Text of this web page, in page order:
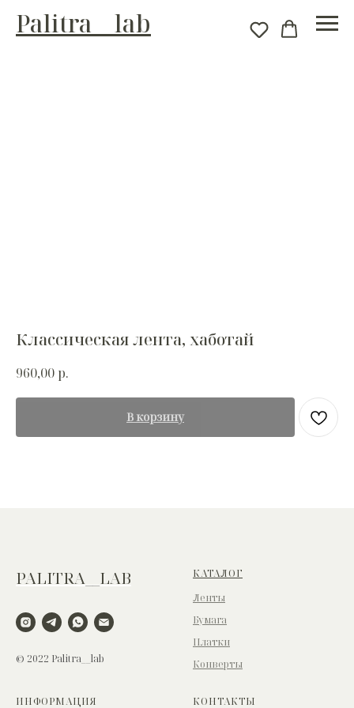
Palitra__lab
Классическая лента, хаботай
960,00 р.
В корзину
PALITRA__LAB
© 2022 Palitra__lab
КАТАЛОГ
Ленты
Бумага
Платки
Конверты
ИНФОРМАЦИЯ КОНТАКТЫ